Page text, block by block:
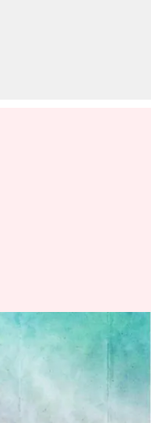
బీఆర్ఎస్
ట్వీట్